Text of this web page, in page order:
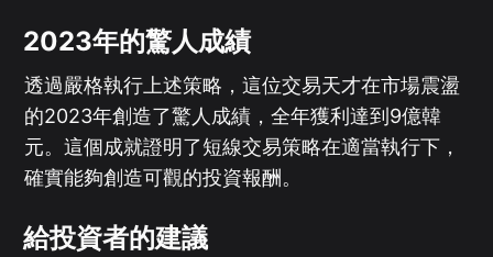
2023年的驚人成績
透過嚴格執行上述策略，這位交易天才在市場震盪
的2023年創造了驚人成績，全年獲利達到9億韓
元。這個成就證明了短線交易策略在適當執行下，
確實能夠創造可觀的投資報酬。
給投資者的建議